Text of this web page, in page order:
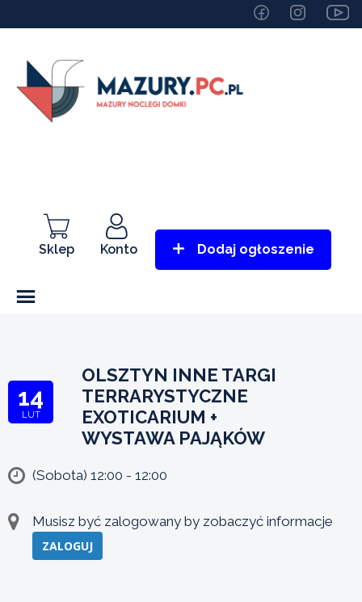
Sklep Konto Dodaj ogłoszenie
14
LUT
OLSZTYN INNE TARGI
TERRARYSTYCZNE
EXOTICARIUM +
WYSTAWA PAJĄKÓW
(Sobota) 12:00 - 12:00
Musisz być zalogowany by zobaczyć informacje
ZALOGUJ